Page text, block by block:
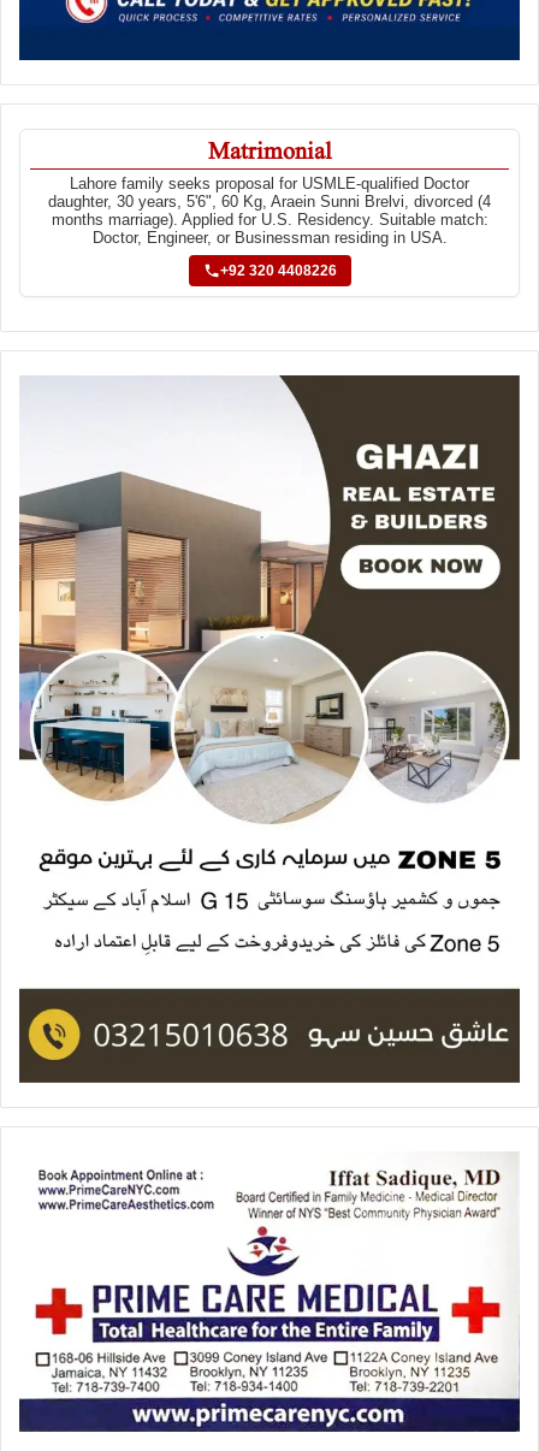
Matrimonial
Lahore family seeks proposal for USMLE-qualified Doctor
daughter, 30 years, 5'6", 60 Kg, Araein Sunni Brelvi, divorced (4
months marriage). Applied for U.S. Residency. Suitable match:
Doctor, Engineer, or Businessman residing in USA.
+92 320 4408226